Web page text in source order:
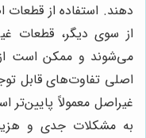
دهند. استفاده از
از سوی دیگر، قطعات
می‌شوند و ممکن است
اصلی تفاوت‌های قابل
غیراصل معمولاً پایین‌تر
به مشکلات جدی و